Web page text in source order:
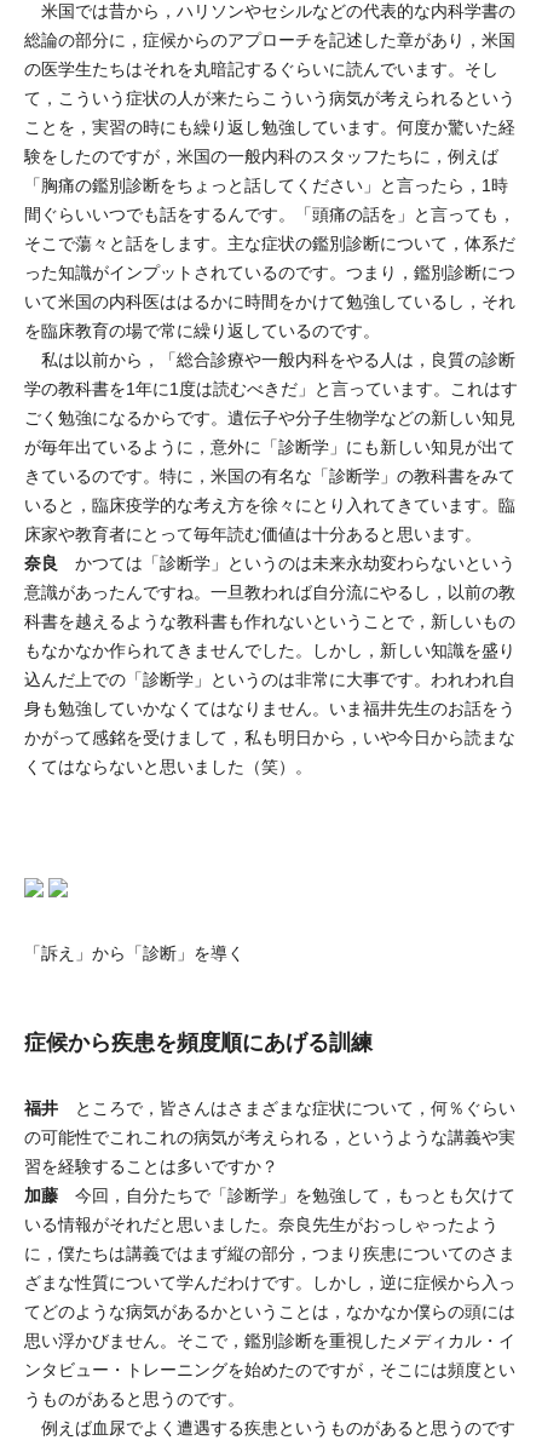
米国では昔から，ハリソンやセシルなどの代表的な内科学書の
総論の部分に，症候からのアプローチを記述した章があり，米国
の医学生たちはそれを丸暗記するぐらいに読んでいます。そし
て，こういう症状の人が来たらこういう病気が考えられるという
ことを，実習の時にも繰り返し勉強しています。何度か驚いた経
験をしたのですが，米国の一般内科のスタッフたちに，例えば
「胸痛の鑑別診断をちょっと話してください」と言ったら，1時
間ぐらいいつでも話をするんです。「頭痛の話を」と言っても，
そこで蕩々と話をします。主な症状の鑑別診断について，体系だ
った知識がインプットされているのです。つまり，鑑別診断につ
いて米国の内科医ははるかに時間をかけて勉強しているし，それ
を臨床教育の場で常に繰り返しているのです。
私は以前から，「総合診療や一般内科をやる人は，良質の診断
学の教科書を1年に1度は読むべきだ」と言っています。これはす
ごく勉強になるからです。遺伝子や分子生物学などの新しい知見
が毎年出ているように，意外に「診断学」にも新しい知見が出て
きているのです。特に，米国の有名な「診断学」の教科書をみて
いると，臨床疫学的な考え方を徐々にとり入れてきています。臨
床家や教育者にとって毎年読む価値は十分あると思います。
奈良 かつては「診断学」というのは未来永劫変わらないという
意識があったんですね。一旦教われば自分流にやるし，以前の教
科書を越えるような教科書も作れないということで，新しいもの
もなかなか作られてきませんでした。しかし，新しい知識を盛り
込んだ上での「診断学」というのは非常に大事です。われわれ自
身も勉強していかなくてはなりません。いま福井先生のお話をう
かがって感銘を受けまして，私も明日から，いや今日から読まな
くてはならないと思いました（笑）。
「訴え」から「診断」を導く
症候から疾患を頻度順にあげる訓練
福井 ところで，皆さんはさまざまな症状について，何％ぐらい
の可能性でこれこれの病気が考えられる，というような講義や実
習を経験することは多いですか？
加藤 今回，自分たちで「診断学」を勉強して，もっとも欠けて
いる情報がそれだと思いました。奈良先生がおっしゃったよう
に，僕たちは講義ではまず縦の部分，つまり疾患についてのさま
ざまな性質について学んだわけです。しかし，逆に症候から入っ
てどのような病気があるかということは，なかなか僕らの頭には
思い浮かびません。そこで，鑑別診断を重視したメディカル・イ
ンタビュー・トレーニングを始めたのですが，そこには頻度とい
うものがあると思うのです。
例えば血尿でよく遭遇する疾患というものがあると思うのです